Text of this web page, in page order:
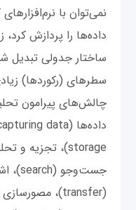
نمی‌توان با
داده‌ها را پردازش کرد،
ساختار جدولی تبدیل
سطرهای (رکوردها)
چالش‌های پیرامون